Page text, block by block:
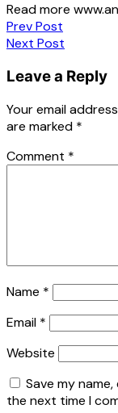
Read more
Post
navigation
Prev Post
Next Post
Leave a Reply
Your email
are marked *
Comment *
Name *
Email *
Website
Save my
the next time I